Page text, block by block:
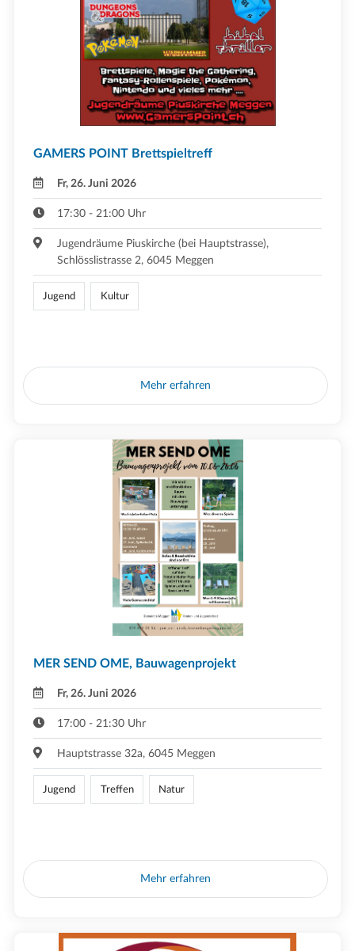
GAMERS POINT Brettspieltreff
Fr, 26. Juni 2026
17:30 - 21:00 Uhr
Jugendräume Piuskirche (bei Hauptstrasse),
Schlösslistrasse 2, 6045 Meggen
Jugend Kultur
Mehr erfahren
MER SEND OME, Bauwagenprojekt
Fr, 26. Juni 2026
17:00 - 21:30 Uhr
Hauptstrasse 32a, 6045 Meggen
Jugend Treffen Natur
Mehr erfahren